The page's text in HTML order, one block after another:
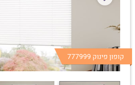
קופון פינוק 777999